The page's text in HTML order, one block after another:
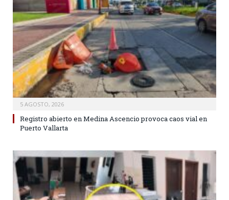
5 AGOSTO, 2026
Registro abierto en Medina Ascencio provoca caos vial en
Puerto Vallarta